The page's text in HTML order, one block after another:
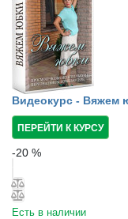
Видеокурс - Вяжем
ПЕРЕЙТИ К КУРСУ
-20 %
Есть в наличии